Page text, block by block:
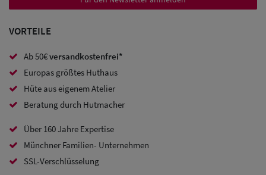
Caps
Trucker
Caps
Sale: Caps
mit
Ohrenschutz
VORTEILE
Ab 50€versandkostenfrei*
Europas größtes Huthaus
Hüte aus eigenem Atelier
Beratung durch Hutmacher
Über 160 Jahre Expertise
Münchner Familien- Unternehmen
SSL-Verschlüsselung